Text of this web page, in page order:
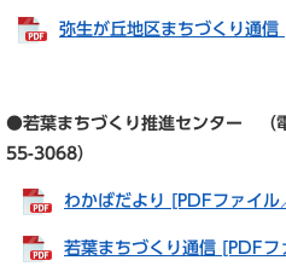
弥生が丘地区まちづくり通
●若葉まちづくり推進センター
55-3068）
わかばだより [PDFファイル
若葉まちづくり通信 [PDFフ